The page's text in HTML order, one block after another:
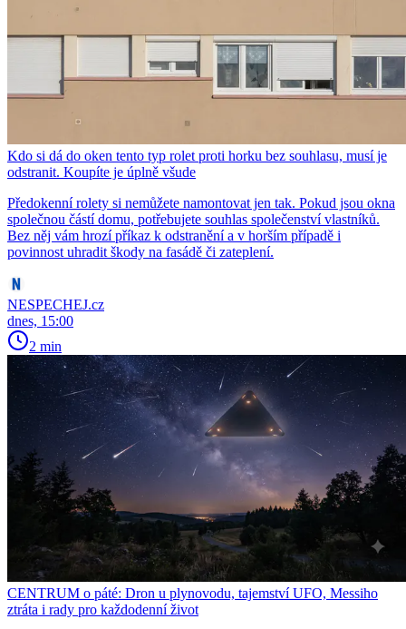
Kdo si dá do oken tento typ rolet proti horku bez souhlasu, musí je
odstranit. Koupíte je úplně všude
Předokenní rolety si nemůžete namontovat jen tak. Pokud jsou okna
společnou částí domu, potřebujete souhlas společenství vlastníků.
Bez něj vám hrozí příkaz k odstranění a v horším případě i
povinnost uhradit škody na fasádě či zateplení.
NESPECHEJ.cz
dnes, 15:00
2 min
CENTRUM o páté: Dron u plynovodu, tajemství UFO, Messiho
ztráta i rady pro každodenní život